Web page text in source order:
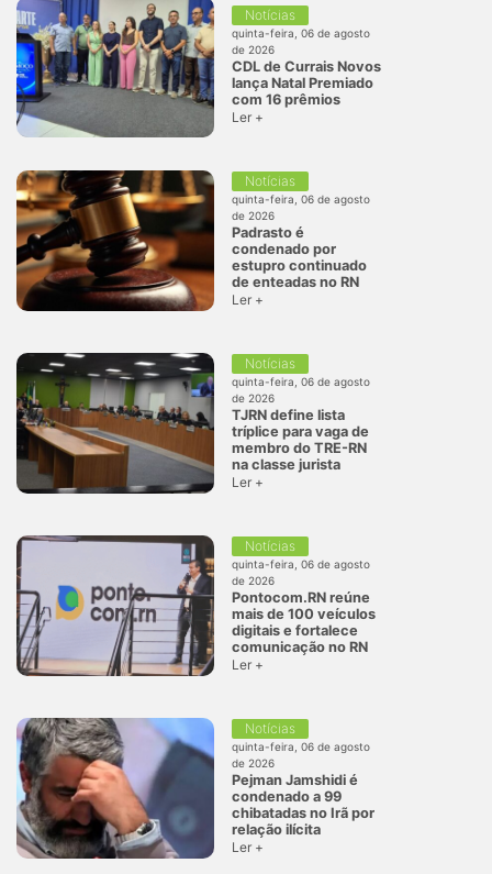
Notícias
quinta-feira, 06 de agosto
de 2026
CDL de Currais Novos
lança Natal Premiado
com 16 prêmios
Ler +
Notícias
quinta-feira, 06 de agosto
de 2026
Padrasto é
condenado por
estupro continuado
de enteadas no RN
Ler +
Notícias
quinta-feira, 06 de agosto
de 2026
TJRN define lista
tríplice para vaga de
membro do TRE-RN
na classe jurista
Ler +
Notícias
quinta-feira, 06 de agosto
de 2026
Pontocom.RN reúne
mais de 100 veículos
digitais e fortalece
comunicação no RN
Ler +
Notícias
quinta-feira, 06 de agosto
de 2026
Pejman Jamshidi é
condenado a 99
chibatadas no Irã por
relação ilícita
Ler +